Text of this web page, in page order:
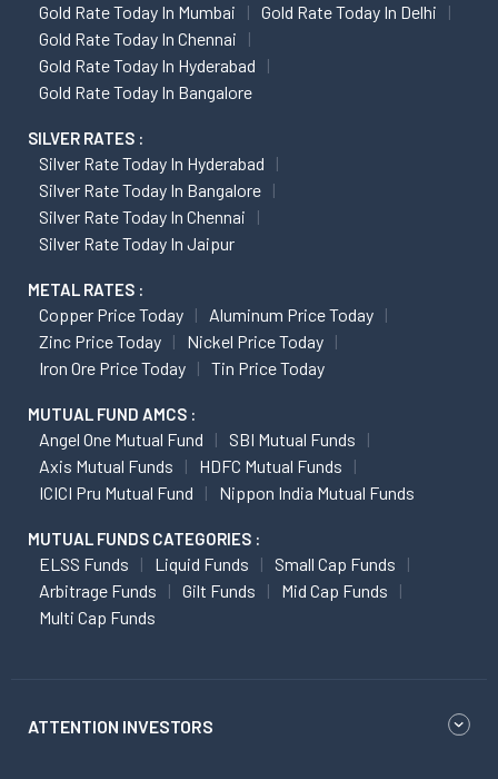
Gold Rate Today In Mumbai
Gold Rate Today In Delhi
Gold Rate Today In Chennai
Gold Rate Today In Hyderabad
Gold Rate Today In Bangalore
SILVER RATES :
Silver Rate Today In Hyderabad
Silver Rate Today In Bangalore
Silver Rate Today In Chennai
Silver Rate Today In Jaipur
METAL RATES :
Copper Price Today
Aluminum Price Today
Zinc Price Today
Nickel Price Today
Iron Ore Price Today
Tin Price Today
MUTUAL FUND AMCS :
Angel One Mutual Fund
SBI Mutual Funds
Axis Mutual Funds
HDFC Mutual Funds
ICICI Pru Mutual Fund
Nippon India Mutual Funds
MUTUAL FUNDS CATEGORIES :
ELSS Funds Liquid Funds
Small Cap Funds
Arbitrage Funds
Gilt Funds
Mid Cap Funds
Multi Cap Funds
ATTENTION INVESTORS